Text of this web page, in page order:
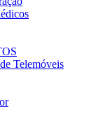
Telemóveis